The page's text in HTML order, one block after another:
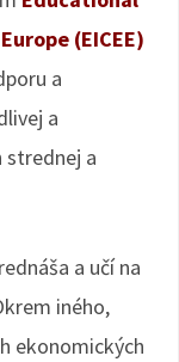
(EICEE)
a
a
a
a učí na
iného,
ekonomických